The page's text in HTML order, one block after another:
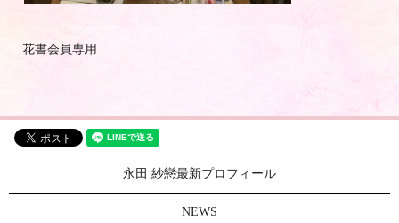
花書会員専用
永田 紗戀最新プロフィール
NEWS